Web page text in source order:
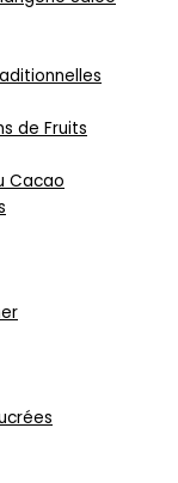
de Fruits
Cacao